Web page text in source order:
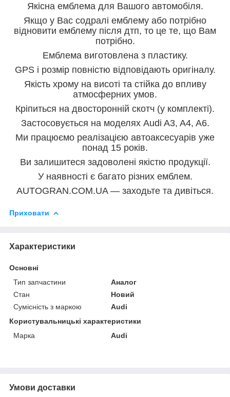
Якісна емблема для Вашого автомобіля.
Якщо у Вас содралі емблему або потрібно
відновити емблему після дтп, то це те, що Вам
потрібно.
Емблема виготовлена з пластику.
GPS і розмір повністю відповідають оригіналу.
Якість хрому на висоті та стійка до впливу
атмосферних умов.
Кріпиться на двосторонній скотч (у комплекті).
Застосовується на моделях Audi A3, A4, A6.
Ми працюємо реалізацією автоаксесуарів уже
понад 15 років.
Ви залишитеся задоволені якістю продукції.
У наявності є багато різних емблем.
AUTOGRAN.COM.UA — заходьте та дивіться.
Приховати
Характеристики
Основні
Тип запчастини
Аналог
Стан
Новий
Сумісність з маркою
Audi
Користувальницькі характеристики
Марка
Audi
Умови доставки